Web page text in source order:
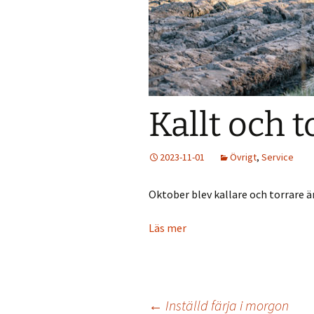
Holmökartor
Info från LBR
Holmöns
Om förstudien
Holmömodellen
Gamla
Kallt och
2023-11-01 Övrigt, Service
Oktober blev kallare och torrare
Läs mer
← Inställd färja i morgon